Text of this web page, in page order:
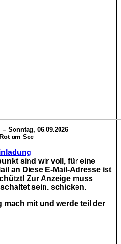
– Sonntag, 06.09.2026
am See
sind wir voll, für eine
an Diese E-Mail-Adresse ist
Zur Anzeige muss
sein. schicken.
mach mit und werde teil der